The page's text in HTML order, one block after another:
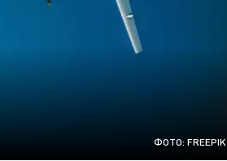
ФОТО: FREEPIK